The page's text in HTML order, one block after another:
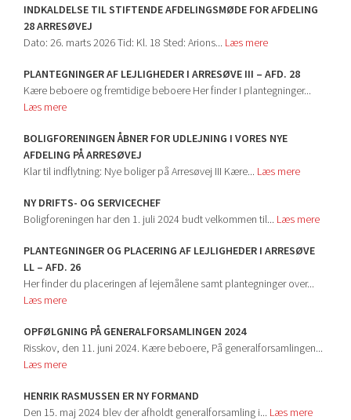
INDKALDELSE TIL STIFTENDE AFDELINGSMØDE FOR AFDELING
28 ARRESØVEJ
Dato: 26. marts 2026 Tid: Kl. 18 Sted: Arions... Læs mere
PLANTEGNINGER AF LEJLIGHEDER I ARRESØVE III – AFD. 28
Kære beboere og fremtidige beboere Her finder I plantegninger...
Læs mere
BOLIGFORENINGEN ÅBNER FOR UDLEJNING I VORES NYE
AFDELING PÅ ARRESØVEJ
Klar til indflytning: Nye boliger på Arresøvej III Kære... Læs mere
NY DRIFTS- OG SERVICECHEF
Boligforeningen har den 1. juli 2024 budt velkommen til... Læs mere
PLANTEGNINGER OG PLACERING AF LEJLIGHEDER I ARRESØVE
LL – AFD. 26
Her finder du placeringen af lejemålene samt plantegninger over...
Læs mere
OPFØLGNING PÅ GENERALFORSAMLINGEN 2024
Risskov, den 11. juni 2024. Kære beboere, På generalforsamlingen...
Læs mere
HENRIK RASMUSSEN ER NY FORMAND
Den 15. maj 2024 blev der afholdt generalforsamling i... Læs mere